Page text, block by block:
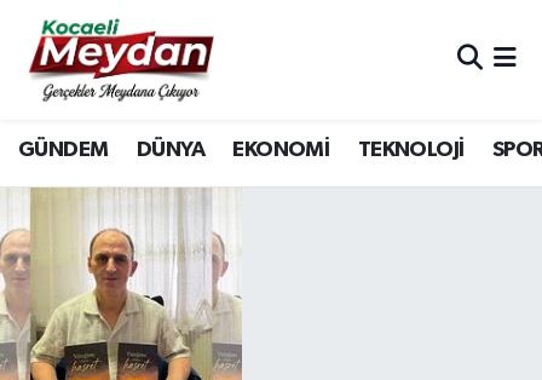
GÜNDEM DÜNYA EKONOMİ TEKNOLOJİ
Nöbetçi Eczaneler
Hava Durumu
Süper Lig Puan Durumu ve Fikstür
Tüm Manşetler